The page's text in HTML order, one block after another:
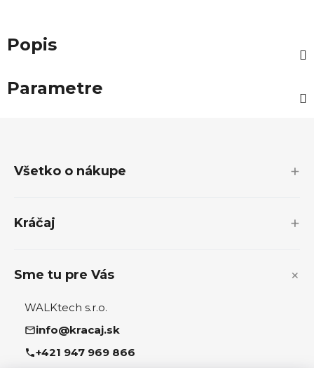
Popis
Parametre
Všetko o nákupe
Kráčaj
Sme tu pre Vás
WALKtech s.r.o.
info@kracaj.sk
+421 947 969 866